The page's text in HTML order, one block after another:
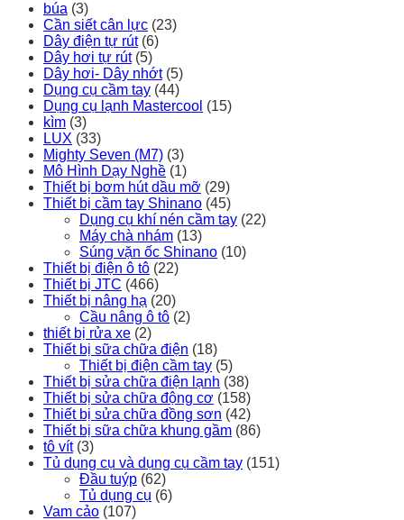
búa (3)
Cần siết cân lực (23)
Dây điện tự rút (6)
Dây hơi tự rút (5)
Dây hơi- Dây nhớt (5)
Dụng cụ cầm tay (44)
Dụng cụ lạnh Mastercool (15)
kìm (3)
LUX (33)
Mighty Seven (M7) (3)
Mô Hình Dạy Nghề (1)
Thiết bị bơm hút dầu mỡ (29)
Thiết bị cầm tay Shinano (45)
Dụng cụ khí nén cầm tay (22)
Máy chà nhám (13)
Súng vặn ốc Shinano (10)
Thiết bị điện ô tô (22)
Thiết bị JTC (466)
Thiết bị nâng hạ (20)
Cầu nâng ô tô (2)
thiết bị rửa xe (2)
Thiết bị sữa chữa điện (18)
Thiết bị điện cầm tay (5)
Thiết bị sửa chữa điện lạnh (38)
Thiết bị sửa chữa động cơ (158)
Thiết bị sửa chữa đồng sơn (42)
Thiết bị sữa chữa khung gầm (86)
tô vít (3)
Tủ dụng cụ và dụng cụ cầm tay (151)
Đầu tuýp (62)
Tủ dụng cụ (6)
Vam cảo (107)